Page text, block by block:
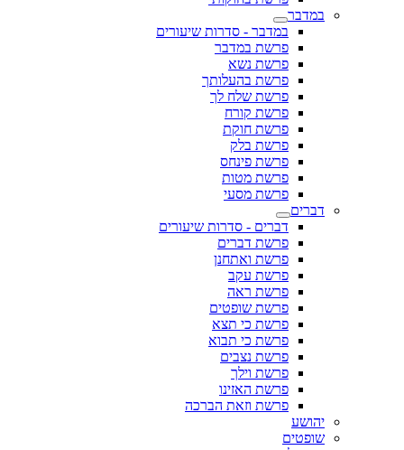
במדבר
במדבר - סדרות שיעורים
פרשת במדבר
פרשת נשא
פרשת בהעלותך
פרשת שלח לך
פרשת קורח
פרשת חוקת
פרשת בלק
פרשת פינחס
פרשת מטות
פרשת מסעי
דברים
דברים - סדרות שיעורים
פרשת דברים
פרשת ואתחנן
פרשת עקב
פרשת ראה
פרשת שופטים
פרשת כי תצא
פרשת כי תבוא
פרשת נצבים
פרשת וילך
פרשת האזינו
פרשת וזאת הברכה
יהושע
שופטים